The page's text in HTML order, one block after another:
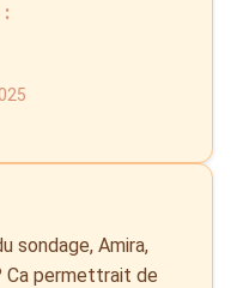
:
sondage, Amira,
Ca permettrait de